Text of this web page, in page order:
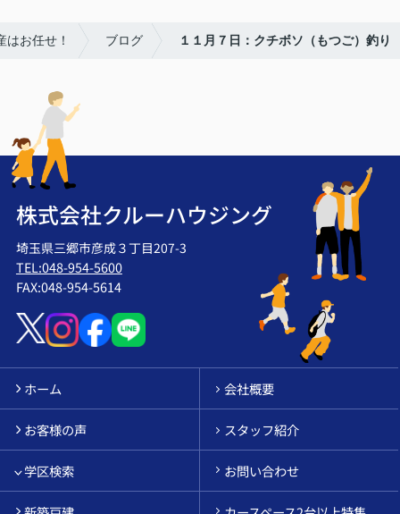
お任せ！ ブログ １１月７日：クチボソ（もつご）釣り
株式会社クルーハウジング
埼玉県三郷市彦成３丁目207-3
TEL:048-954-5600
FAX:048-954-5614
ホーム 会社概要
お客様の声 スタッフ紹介
学区検索 お問い合わせ